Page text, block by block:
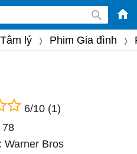
-
lý Phim Gia đình
6/10 (1)
78
Warner Bros